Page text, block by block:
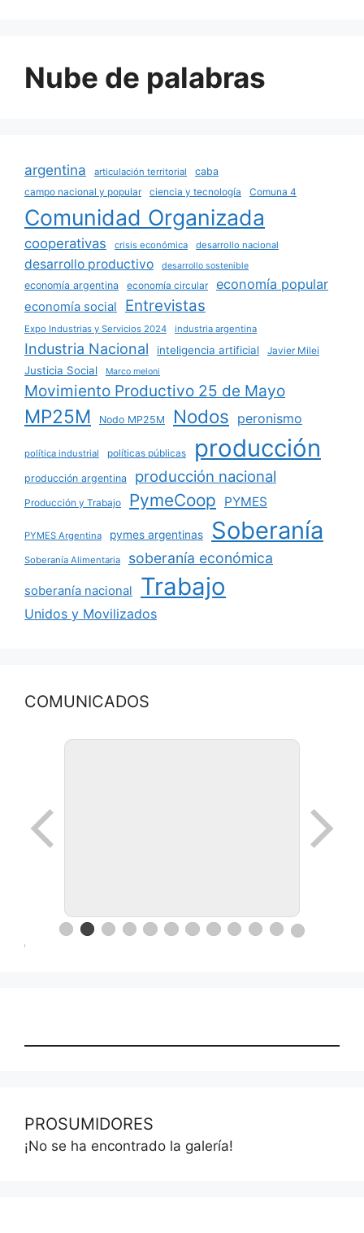
Nube de palabras
argentina articulación territorial
caba
campo nacional y popular
ciencia y tecnología Comuna 4
Comunidad Organizada
cooperativas crisis económica desarrollo nacional
desarrollo productivo desarrollo sostenible
economía argentina economía circular economía popular
economía social Entrevistas
Expo Industrias y Servicios 2024 industria argentina
Industria Nacional inteligencia artificial Javier Milei
Justicia Social Marco meloni
Movimiento Productivo 25 de Mayo
MP25M Nodo MP25M Nodos peronismo
política industrial políticas públicas producción
producción argentina producción nacional
Producción y Trabajo PymeCoop PYMES
PYMES Argentina pymes argentinas Soberanía
Soberanía Alimentaria soberanía económica
soberanía nacional Trabajo
Unidos y Movilizados
COMUNICADOS
PROSUMIDORES
¡No se ha encontrado la galería!